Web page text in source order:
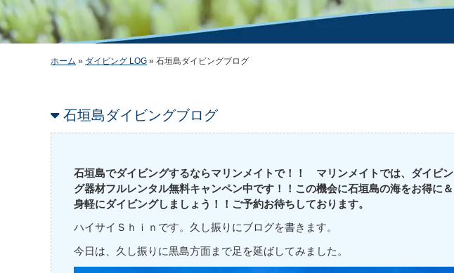
ホーム » ダイビング LOG » 石垣島ダイビングブログ
石垣島ダイビングブログ
石垣島でダイビングするならマリンメイトで！！ マリンメイトでは、ダイビン
グ器材フルレンタル無料キャンペン中です！！この機会に石垣島の海をお得に＆
身軽にダイビングしましょう！！ご予約お待ちしております。
ハイサイＳｈｉｎです。久し振りにブログを書きます。
今日は、久し振りに黒島方面まで足を延ばしてみました。